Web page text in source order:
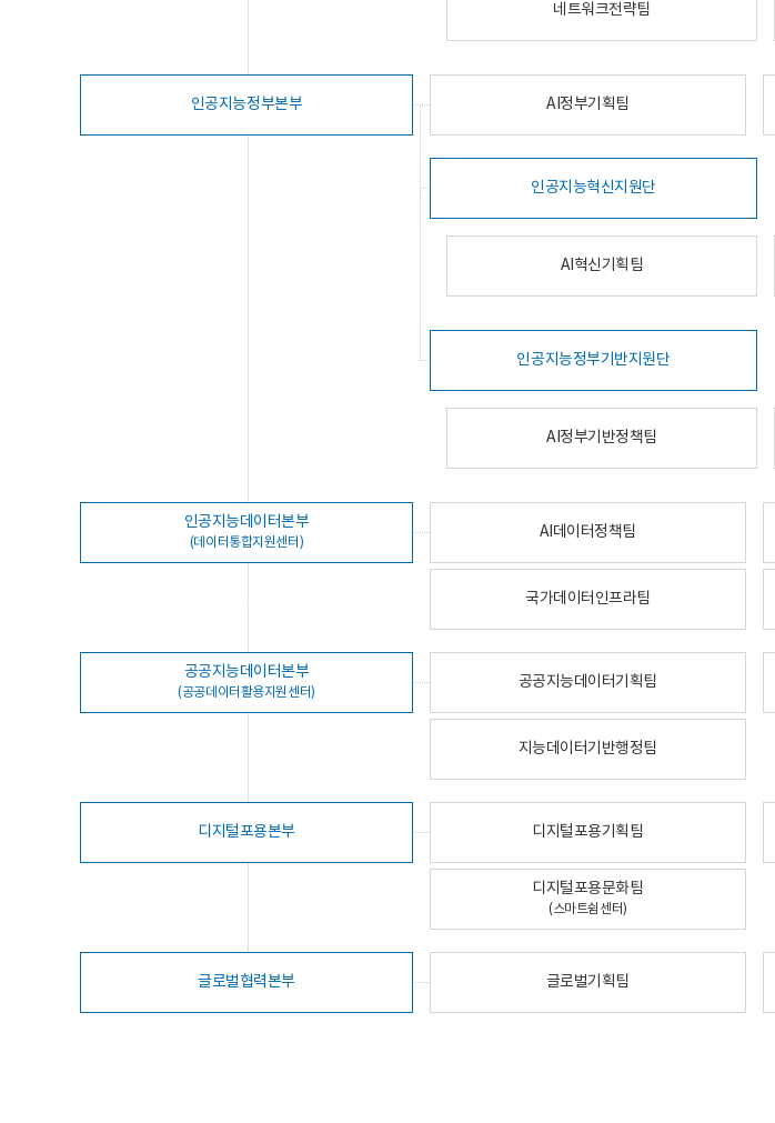
네트워크전략팀
인공지능정부본부 AI정부기획팀
인공지능혁신지원단
AI혁신기획팀
인공지능정부기반지원단
AI정부기반정책팀
인공지능데이터본부
(데이터통합지원센터)
AI데이터정책팀
국가데이터인프라팀
공공지능데이터본부
(공공데이터활용지원센터)
공공지능데이터기획팀
지능데이터기반행정팀
디지털포용본부 디지털포용기획팀
디지털포용문화팀
(스마트쉼센터)
글로벌협력본부 글로벌기획팀